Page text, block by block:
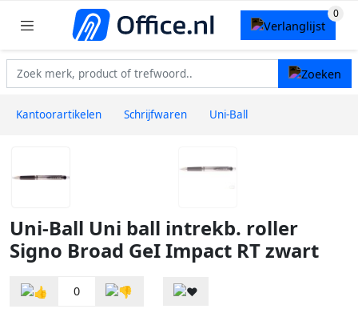
Kantoorartikelen Schrijfwaren Uni-Ball
Uni-Ball Uni ball intrekb. roller
Signo Broad GeI Impact RT zwart
0